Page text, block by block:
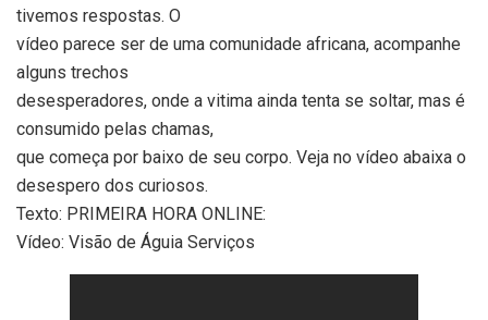
tivemos respostas. O
vídeo parece ser de uma comunidade africana, acompanhe
alguns trechos
desesperadores, onde a vitima ainda tenta se soltar, mas é
consumido pelas chamas,
que começa por baixo de seu corpo. Veja no vídeo abaixa o
desespero dos curiosos.
Texto: PRIMEIRA HORA ONLINE:
Vídeo: Visão de Águia Serviços